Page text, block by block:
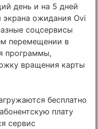
день и на 5 дней
ожидания Ovi
соцсервисы
перемещении в
программы,
вращения карты
бесплатно
плату
сервис